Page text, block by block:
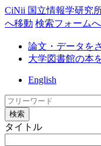
CiNii 国立情報学研究
へ移動 検索フォーム
論文・データを
大学図書館の本
English
検索
タイトル